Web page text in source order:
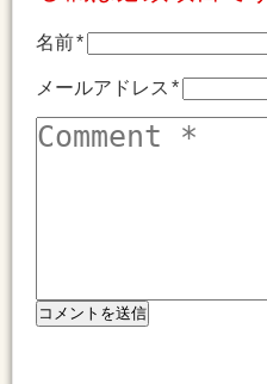
名前*
メールアドレス*